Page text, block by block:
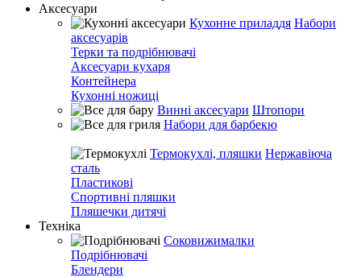
Аксесуари
Кухонне приладдя Набори
аксесуарів
Терки та подрібнювачі
Аксесуари кухаря
Контейнера
Кухонні ножиці
Винні аксесуари Штопори
Набори для барбекю
Термокухлі, пляшки Нержавіюча
сталь
Пластикові
Спортивні пляшки
Пляшечки дитячі
Техніка
Соковижималки
Подрібнювачі
Блендери